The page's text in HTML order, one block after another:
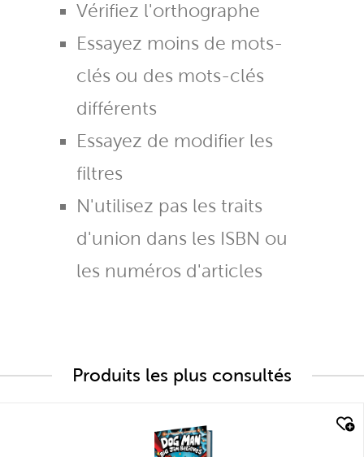
Vérifiez l'orthographe
Essayez moins de mots-
clés ou des mots-clés
différents
Essayez de modifier les
filtres
N'utilisez pas les traits
d'union dans les ISBN ou
les numéros d'articles
Produits les plus consultés